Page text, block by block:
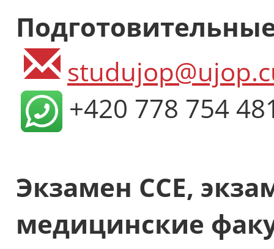
+420 778 754
Экзамен ССЕ,
медицинские